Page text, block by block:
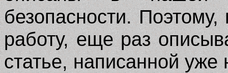
безопасности.
работу, еще раз
статье, написанной уже